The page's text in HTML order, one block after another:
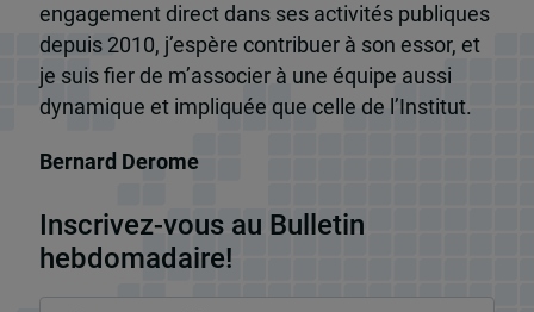
engagement direct dans ses activités publiques
depuis 2010, j’espère contribuer à son essor, et
je suis fier de m’associer à une équipe aussi
dynamique et impliquée que celle de l’Institut.
Bernard Derome
Inscrivez-vous au Bulletin
hebdomadaire!